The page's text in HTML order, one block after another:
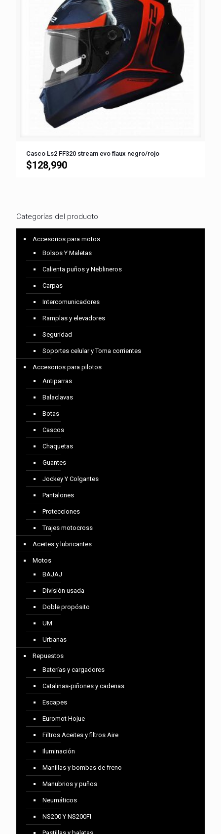
Casco Ls2 FF320 stream evo flaux negro/rojo
$128,990
Categorías del producto
Accesorios para motos
Bolsos Y Maletas
Calienta puños y Neblineros
Carpas
Intercomunicadores
Ramplas y elevadores
Seguridad
Soportes celular y Toma corrientes
Accesorios para pilotos
Antiparras
Balaclavas
Botas
Cascos
Chaquetas
Guantes
Jockey Y Colgantes
Pantalones
Protecciones
Trajes motocross
Aceites y lubricantes
Motos
BAJAJ
División usada
Doble propósito
UM
Urbanas
Repuestos
Baterías y cargadores
Catalinas-piñones y cadenas
Escapes
Euromot Hojue
Filtros Aceites y filtros Aire
Iluminación
Manillas y bombas de freno
Manubrios y puños
Neumáticos
NS200 Y NS200FI